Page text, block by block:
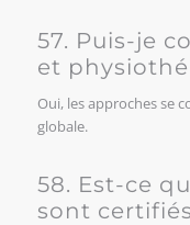
57. Puis-je
et
Oui, les approches se
globale.
58. Est-ce
sont